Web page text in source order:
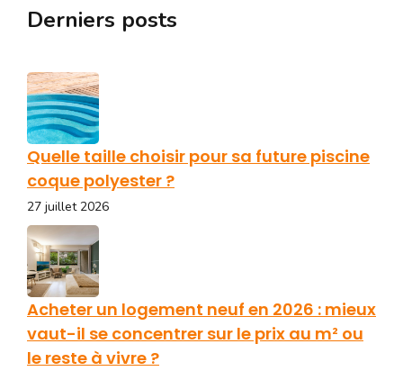
Derniers posts
Quelle taille choisir pour sa future piscine
coque polyester ?
27 juillet 2026
Acheter un logement neuf en 2026 : mieux
vaut-il se concentrer sur le prix au m² ou
le reste à vivre ?